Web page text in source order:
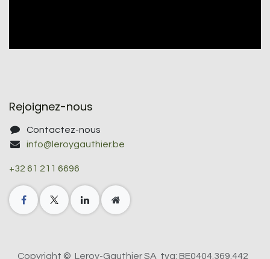
Rejoignez-nous
Contactez-nous
info@leroygauthier.be
+32 61 211 6696
Copyright © Leroy-Gauthier SA tva: BE0404.369.442